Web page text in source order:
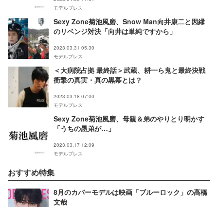
モデルプレス
Sexy Zone菊池風磨、Snow Man向井康二と因縁
のリベンジ対決「向井は単純ですから」
2023.03.31 05:30
モデルプレス
＜大病院占拠 最終話＞武蔵、耕一ら鬼と最終決戦
衝撃の真実・真の黒幕とは？
2023.03.18 07:00
モデルプレス
Sexy Zone菊池風磨、母親＆弟のやりとり明かす
「うちの愚弟が…」
2023.03.17 12:09
モデルプレス
おすすめ特集
8月のカバーモデルは映画「ブルーロック」の高橋
文哉